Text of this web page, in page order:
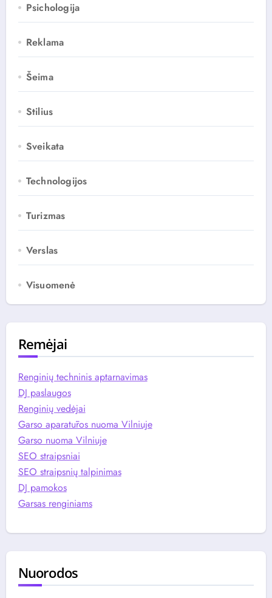
Psichologija
Reklama
Šeima
Stilius
Sveikata
Technologijos
Turizmas
Verslas
Visuomenė
Remėjai
Renginių techninis aptarnavimas
DJ paslaugos
Renginių vedėjai
Garso aparatūros nuoma Vilniuje
Garso nuoma Vilniuje
SEO straipsniai
SEO straipsnių talpinimas
DJ pamokos
Garsas renginiams
Nuorodos